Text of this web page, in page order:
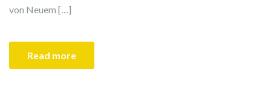
von Neuem […]
Read more